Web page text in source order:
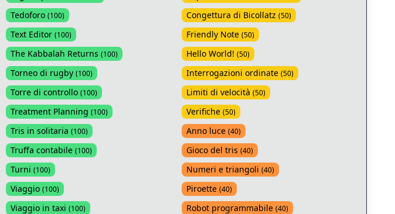
Tedoforo (100)
Text Editor (100)
The Kabbalah Returns (100)
Torneo di rugby (100)
Torre di controllo (100)
Treatment Planning (100)
Tris in solitaria (100)
Truffa contabile (100)
Turni (100)
Viaggio (100)
Viaggio in taxi (100)
Congettura di Bicollatz (50)
Friendly Note (50)
Hello World! (50)
Interrogazioni ordinate (50)
Limiti di velocità (50)
Verifiche (50)
Anno luce (40)
Gioco del tris (40)
Numeri e triangoli (40)
Piroette (40)
Robot programmabile (40)